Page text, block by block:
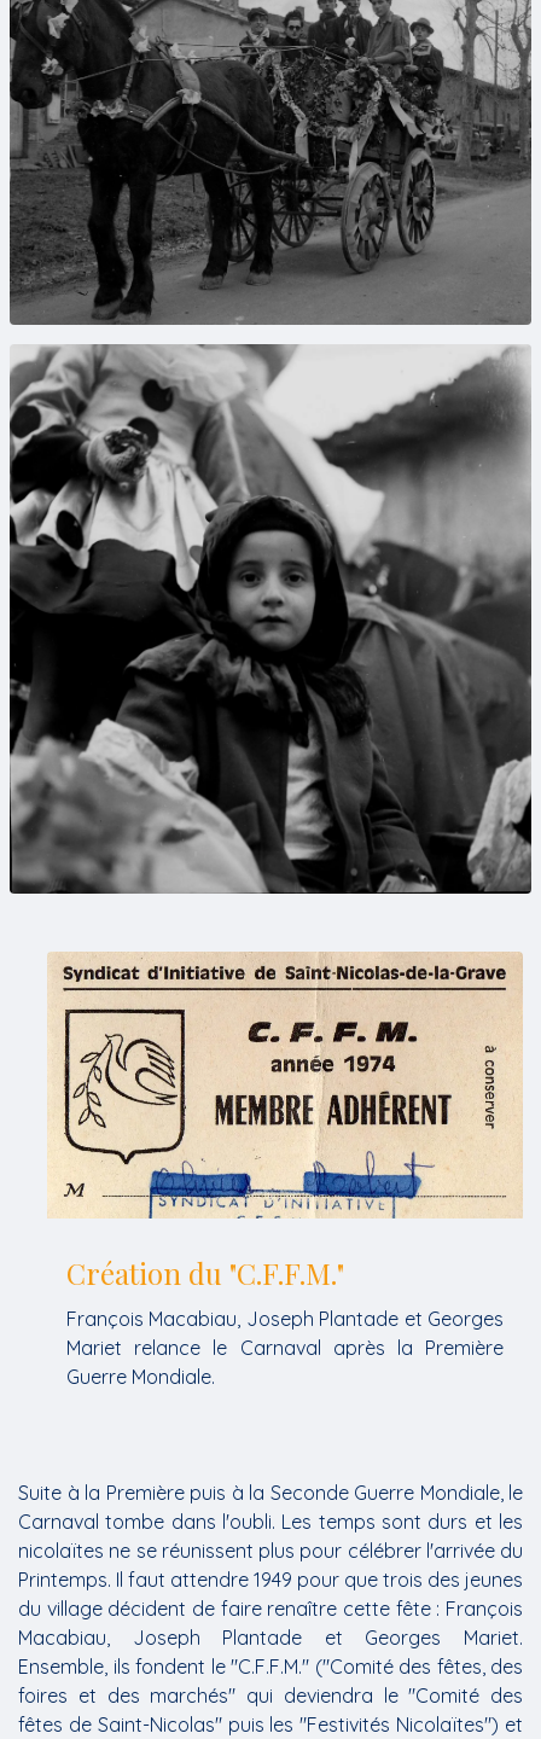
Création du "C.F.F.M."
François Macabiau, Joseph Plantade et Georges
Mariet relance le Carnaval après la Première
Guerre Mondiale.
Suite à la Première puis à la Seconde Guerre Mondiale, le
Carnaval tombe dans l'oubli. Les temps sont durs et les
nicolaïtes ne se réunissent plus pour célébrer l'arrivée du
Printemps. Il faut attendre 1949 pour que trois des jeunes
du village décident de faire renaître cette fête : François
Macabiau, Joseph Plantade et Georges Mariet.
Ensemble, ils fondent le "C.F.F.M." ("Comité des fêtes, des
foires et des marchés" qui deviendra le "Comité des
fêtes de Saint-Nicolas" puis les "Festivités Nicolaïtes") et